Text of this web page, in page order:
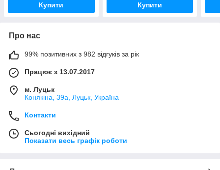
Купити Купити
Про нас
99% позитивних з 982 відгуків за рік
Працює з 13.07.2017
м. Луцьк
Конякіна, 39а, Луцьк, Україна
Контакти
Сьогодні вихідний
Показати весь графік роботи